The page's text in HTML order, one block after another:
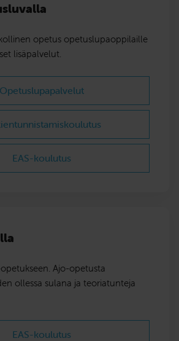
opetus opetuslupaoppilaille
lisäpalvelut.
Opetuslupapalvelut
EAS-koulutus
Ajo-opetusta
ollessa sulana ja teoriatunteja
EAS-koulutus